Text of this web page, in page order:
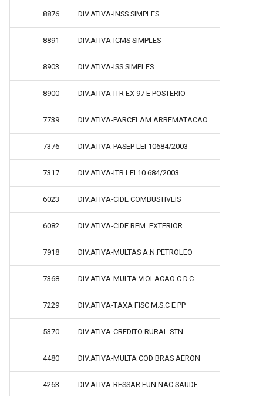
8876 DIV.ATIVA-INSS SIMPLES
8891 DIV.ATIVA-ICMS SIMPLES
8903 DIV.ATIVA-ISS SIMPLES
8900 DIV.ATIVA-ITR EX 97 E POSTERIO
7739 DIV.ATIVA-PARCELAM ARREMATACAO
7376 DIV.ATIVA-PASEP LEI 10684/2003
7317 DIV.ATIVA-ITR LEI 10.684/2003
6023 DIV.ATIVA-CIDE COMBUSTIVEIS
6082 DIV.ATIVA-CIDE REM. EXTERIOR
7918 DIV.ATIVA-MULTAS A.N.PETROLEO
7368 DIV.ATIVA-MULTA VIOLACAO C.D.C
7229 DIV.ATIVA-TAXA FISC M.S.C E PP
5370 DIV.ATIVA-CREDITO RURAL STN
4480 DIV.ATIVA-MULTA COD BRAS AERON
4263 DIV.ATIVA-RESSAR FUN NAC SAUDE